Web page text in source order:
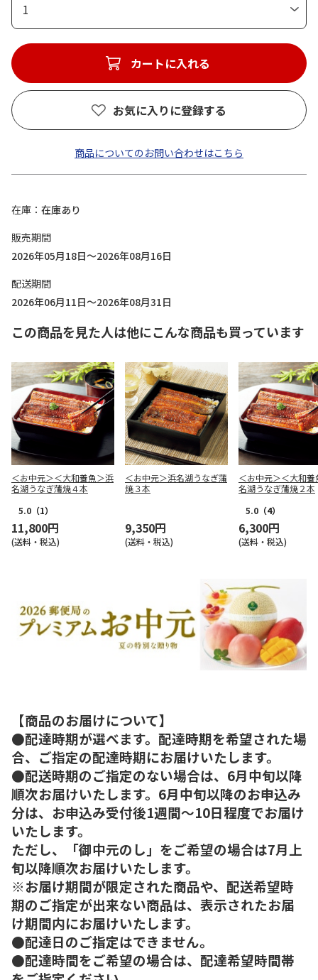
1
カートに入れる
お気に入りに登録する
商品についてのお問い合わせはこちら
在庫
在庫あり
販売期間
2026年05月18日～2026年08月16日
配送期間
2026年06月11日～2026年08月31日
この商品を見た人は他にこんな商品も買っています
＜お中元＞＜大和養魚＞浜
名湖うなぎ蒲焼４本
5.0 （1）
11,800円
(送料・税込)
＜お中元＞浜名湖うなぎ蒲
焼３本
9,350円
(送料・税込)
＜お中元＞＜大和養
名湖うなぎ蒲焼２本
5.0 （4）
6,300円
(送料・税込)
【商品のお届けについて】
●配達時期が選べます。配達時期を希望された場
合、ご指定の配達時期にお届けいたします。
●配送時期のご指定のない場合は、6月中旬以降
順次お届けいたします。6月中旬以降のお申込み
分は、お申込み受付後1週間～10日程度でお届け
いたします。
ただし、「御中元のし」をご希望の場合は7月上
旬以降順次お届けいたします。
※お届け期間が限定された商品や、配送希望時
期のご指定が出来ない商品は、表示されたお届
け期間内にお届けいたします。
●配達日のご指定はできません。
●配達時間をご希望の場合は、配達希望時間帯